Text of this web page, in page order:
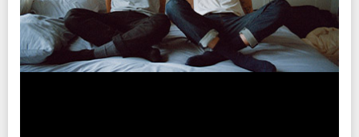
イープラス
ローソンチケット
：Lコード：75918
チケットぴあ
：0570-02-9999 Pコード：179-445
楽天チケット
LINEチケット
※0570で始まる電話番号は、一部携帯・PHS不可